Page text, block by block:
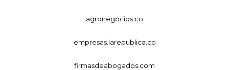
agronegocios.co
empresas.larepublica.co
firmasdeabogados.com